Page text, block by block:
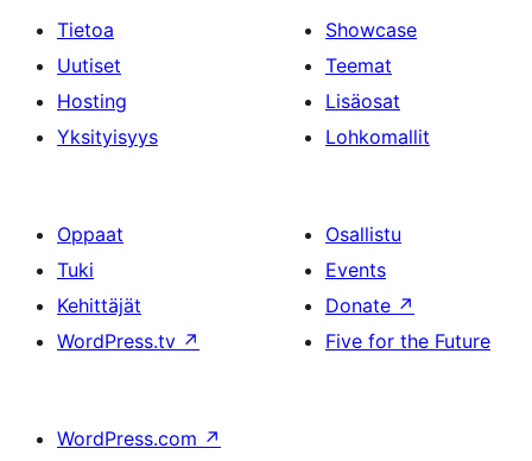
Tietoa
Uutiset
Hosting
Yksityisyys
Showcase
Teemat
Lisäosat
Lohkomallit
Oppaat
Tuki
Kehittäjät
WordPress.tv ↗
Osallistu
Events
Donate ↗
Five for the Future
WordPress.com ↗